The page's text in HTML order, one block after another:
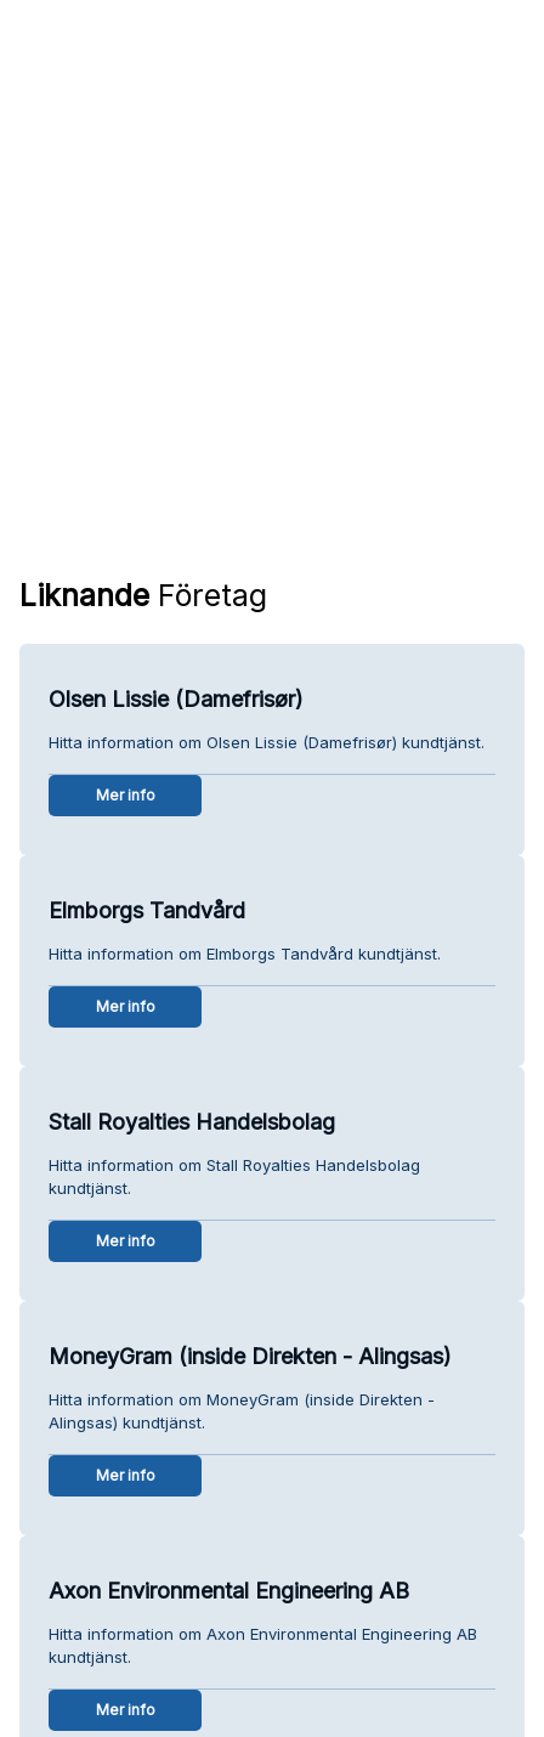
Liknande Företag
Olsen Lissie (Damefrisør)
Hitta information om Olsen Lissie (Damefrisør) kundtjänst.
Mer info
Elmborgs Tandvård
Hitta information om Elmborgs Tandvård kundtjänst.
Mer info
Stall Royalties Handelsbolag
Hitta information om Stall Royalties Handelsbolag
kundtjänst.
Mer info
MoneyGram (inside Direkten - Alingsas)
Hitta information om MoneyGram (inside Direkten -
Alingsas) kundtjänst.
Mer info
Axon Environmental Engineering AB
Hitta information om Axon Environmental Engineering AB
kundtjänst.
Mer info